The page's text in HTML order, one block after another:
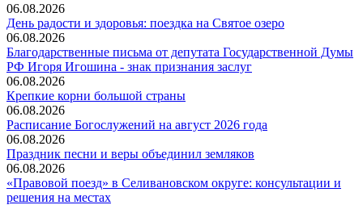
06.08.2026
День радости и здоровья: поездка на Святое озеро
06.08.2026
Благодарственные письма от депутата Государственной Думы
РФ Игоря Игошина - знак признания заслуг
06.08.2026
Крепкие корни большой страны
06.08.2026
Расписание Богослужений на август 2026 года
06.08.2026
Праздник песни и веры объединил земляков
06.08.2026
«Правовой поезд» в Селивановском округе: консультации и
решения на местах